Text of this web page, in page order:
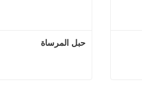
حبل المرساة